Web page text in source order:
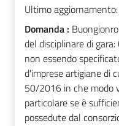
Ultimo aggiornamento:
Domanda :
del disciplinare di
non essendo
d'imprese artigiane di
50/2016 in che modo
particolare se è
possedute dal